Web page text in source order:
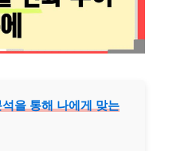
을 통해 나에게 맞는